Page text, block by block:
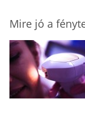
Mire jó a